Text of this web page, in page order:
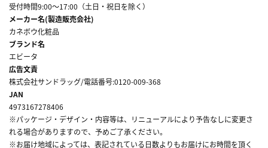
受付時間9:00～17:00（土日・祝日を除く）
メーカー名(製造販売会社)
カネボウ化粧品
ブランド名
エビータ
広告文責
株式会社サンドラッグ/電話番号:0120-009-368
JAN
4973167278406
※パッケージ・デザイン・内容等は、リニューアルにより予告なしに変更さ
れる場合がありますので、予めご了承ください。
※お届け地域によっては、表記されている日数よりもお届けにお時間を頂く